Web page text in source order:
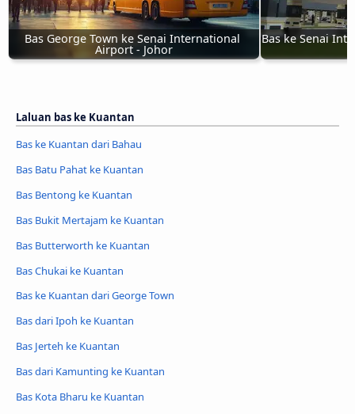
Bas George Town ke Senai International
Airport - Johor
Bas ke Senai
Laluan bas ke Kuantan
Bas ke Kuantan dari Bahau
Bas Batu Pahat ke Kuantan
Bas Bentong ke Kuantan
Bas Bukit Mertajam ke Kuantan
Bas Butterworth ke Kuantan
Bas Chukai ke Kuantan
Bas ke Kuantan dari George Town
Bas dari Ipoh ke Kuantan
Bas Jerteh ke Kuantan
Bas dari Kamunting ke Kuantan
Bas Kota Bharu ke Kuantan